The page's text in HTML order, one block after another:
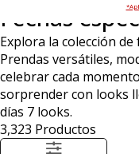
Fechas
Explora la colección de
Prendas versátiles,
celebrar cada
sorprender con looks
días 7 looks.
3,323 Productos